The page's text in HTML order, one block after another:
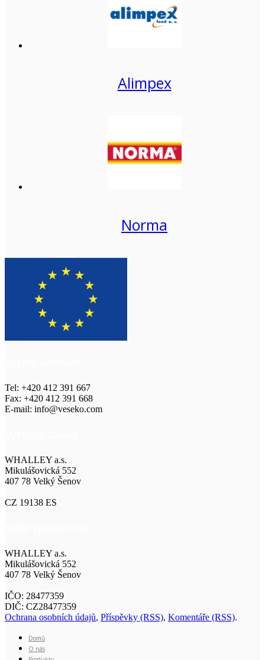
Alimpex
Norma
Tel: +420 412 391 667
Fax: +420 412 391 668
E-mail: info@veseko.com
WHALLEY a.s.
Mikulášovická 552
407 78 Velký Šenov
CZ 19138 ES
WHALLEY a.s.
Mikulášovická 552
407 78 Velký Šenov
IČO: 28477359
DIČ: CZ28477359
Ochrana osobních údajů, Příspěvky (RSS), Komentáře (RSS).
Domů
O nás